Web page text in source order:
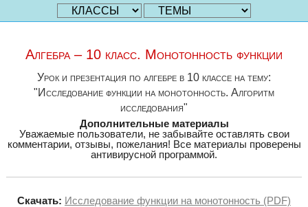
Алгебра – 10 класс. Монотонность функции
Урок и презентация по алгебре в 10 классе на тему:
"Исследование функции на монотонность. Алгоритм
исследования"
Дополнительные материалы
Уважаемые пользователи, не забывайте оставлять свои
комментарии, отзывы, пожелания! Все материалы проверены
антивирусной программой.
Скачать: Исследование функции на монотонность (PDF)